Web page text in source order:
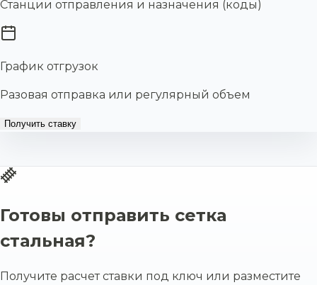
Станции отправления и назначения (коды)
График отгрузок
Разовая отправка или регулярный объем
Получить ставку
Готовы отправить сетка
стальная?
Получите расчет ставки под ключ или разместите